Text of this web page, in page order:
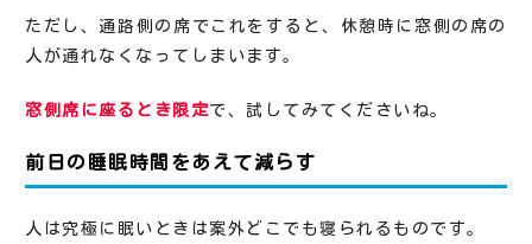
ただし、通路側の席でこれをすると、休憩時に窓側の席の
人が通れなくなってしまいます。
窓側席に座るとき限定で、試してみてくださいね。
前日の睡眠時間をあえて減らす
人は究極に眠いときは案外どこでも寝られるものです。